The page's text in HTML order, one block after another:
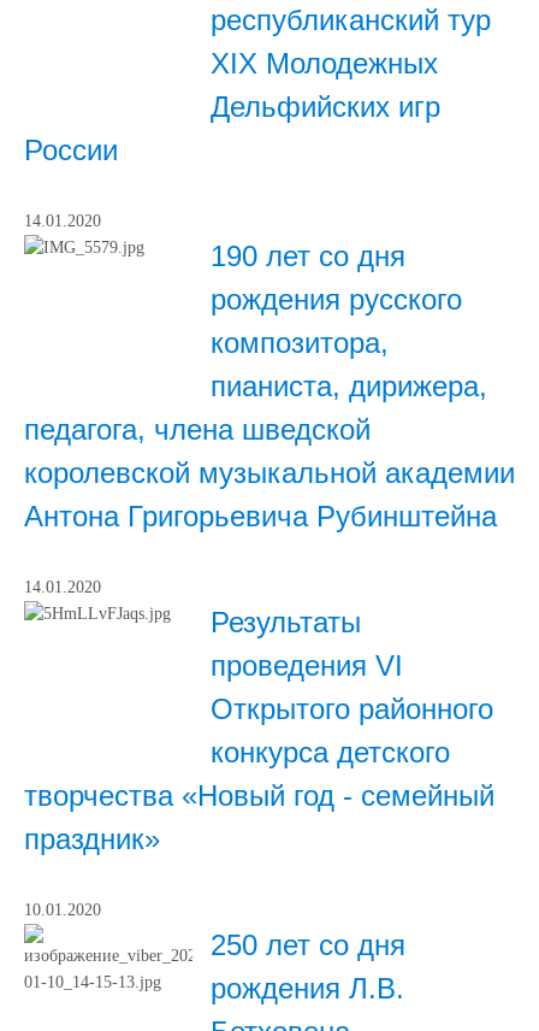
республиканский тур
XIX Молодежных
Дельфийских игр
России
14.01.2020
190 лет со дня
рождения русского
композитора,
пианиста, дирижера,
педагога, члена шведской
королевской музыкальной академии
Антона Григорьевича Рубинштейна
14.01.2020
Результаты
проведения VI
Открытого районного
конкурса детского
творчества «Новый год - семейный
праздник»
10.01.2020
250 лет со дня
рождения Л.В.